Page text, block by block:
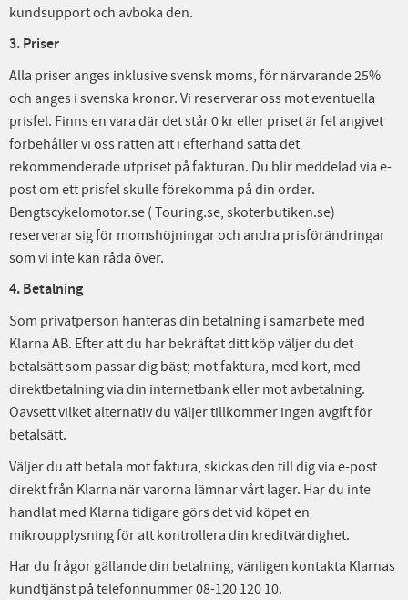
kundsupport och avboka den.
3. Priser
Alla priser anges inklusive svensk moms, för närvarande 25%
och anges i svenska kronor. Vi reserverar oss mot eventuella
prisfel. Finns en vara där det står 0 kr eller priset är fel angivet
förbehåller vi oss rätten att i efterhand sätta det
rekommenderade utpriset på fakturan. Du blir meddelad via e-
post om ett prisfel skulle förekomma på din order.
Bengtscykelomotor.se ( Touring.se, skoterbutiken.se)
reserverar sig för momshöjningar och andra prisförändringar
som vi inte kan råda över.
4. Betalning
Som privatperson hanteras din betalning i samarbete med
Klarna AB. Efter att du har bekräftat ditt köp väljer du det
betalsätt som passar dig bäst; mot faktura, med kort, med
direktbetalning via din internetbank eller mot avbetalning.
Oavsett vilket alternativ du väljer tillkommer ingen avgift för
betalsätt.
Väljer du att betala mot faktura, skickas den till dig via e-post
direkt från Klarna när varorna lämnar vårt lager. Har du inte
handlat med Klarna tidigare görs det vid köpet en
mikroupplysning för att kontrollera din kreditvärdighet.
Har du frågor gällande din betalning, vänligen kontakta Klarnas
kundtjänst på telefonnummer 08-120 120 10.